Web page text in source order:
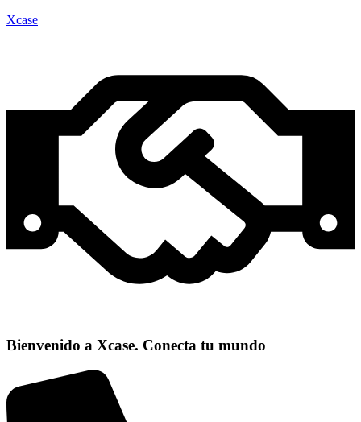
Xcase
Bienvenido a Xcase. Conecta tu mundo